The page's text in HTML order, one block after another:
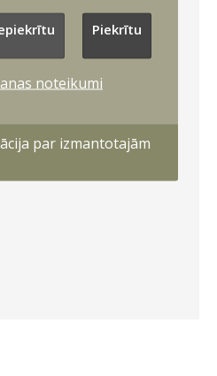
Piekrītu
noteikumi
par izmantotajām